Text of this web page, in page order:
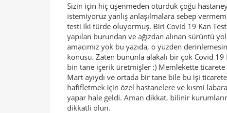
Sizin için hiç üşenmeden oturduk çoğu
istemiyoruz yanlış anlaşılmalara sebep
testi iki türde oluyormuş. Biri Covid 19 Kan
yapılan burundan ve ağızdan alınan sürüntü
amacımız yok bu yazıda, o yüzden
konusu. Zaten bununla alakalı bir çok Covid
bin tane içerik üretmişler :) Memlekette ticarete
Mart ayıydı ve ortada bir tane bile bu işi
hafifletmek için özel hastanelere ve kısmi
yapar hale geldi. Aman dikkat, bilinir
dikkatli olun.